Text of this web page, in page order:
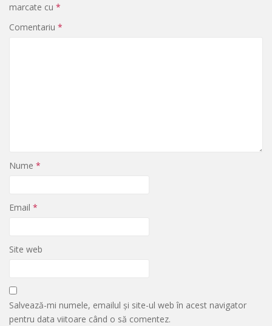
marcate cu *
Comentariu *
Nume *
Email *
Site web
Salvează-mi numele, emailul și site-ul web în acest navigator
pentru data viitoare când o să comentez.